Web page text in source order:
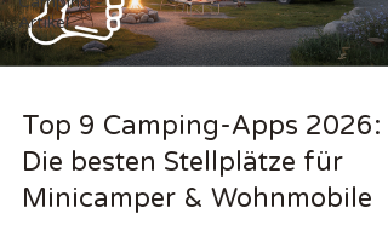
Artikel
Top 9 Camping-Apps 2026:
Die besten Stellplätze für
Minicamper & Wohnmobile